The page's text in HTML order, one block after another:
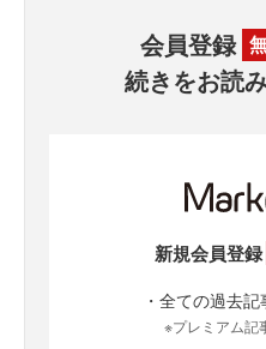
会員登録
続きをお読
新規会員登録
・全ての過去
※プレミアム記